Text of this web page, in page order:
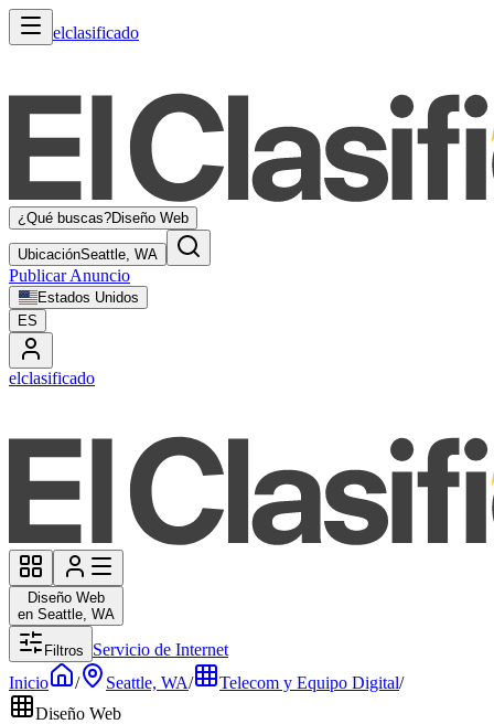
elclasificado
¿Qué buscas?Diseño Web
UbicaciónSeattle, WA
Publicar Anuncio
Estados Unidos
ES
elclasificado
Diseño Web
en Seattle, WA
Filtros
Servicio de Internet
Inicio
/ Seattle, WA/ Telecom y Equipo Digital/
Diseño Web